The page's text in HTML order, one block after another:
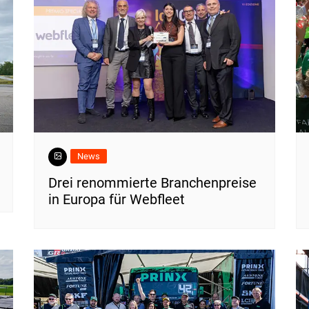
News
Drei renommierte Branchenpreise
in Europa für Webfleet